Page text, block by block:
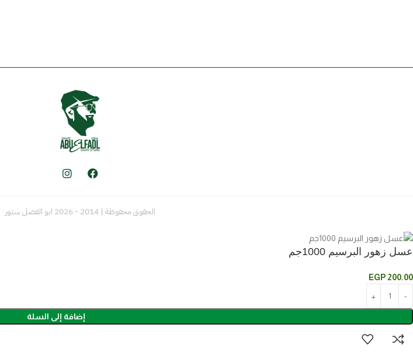
الحقوق محفوظة | 2014 - 2026 ابو الفضل ستور
عسل زهور البرسيم 1000جم
EGP 200.00
إضافة إلى السلة